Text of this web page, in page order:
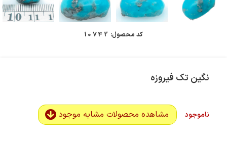
کد محصول: 10742
نگین تک فیروزه
ناموجود مشاهده محصولات مشابه موجود